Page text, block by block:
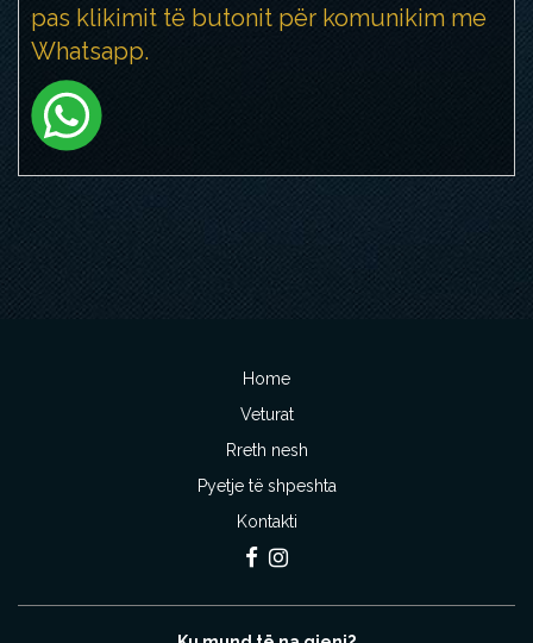
pas klikimit të butonit për komunikim me
Whatsapp.
Home
Veturat
Rreth nesh
Pyetje të shpeshta
Kontakti